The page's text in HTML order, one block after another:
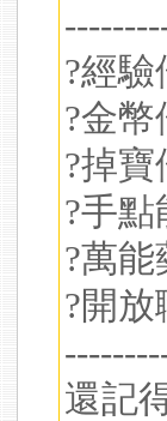
?經驗
?金幣
?掉寶
?手點
?萬能
?開
還記